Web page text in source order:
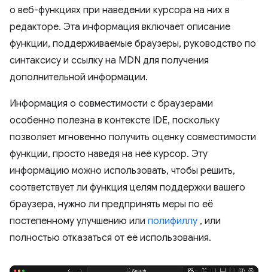
о веб-функциях при наведении курсора на них в
редакторе. Эта информация включает описание
функции, поддерживаемые браузеры, руководство по
синтаксису и ссылку на MDN для получения
дополнительной информации.
Информация о совместимости с браузерами
особенно полезна в контексте IDE, поскольку
позволяет мгновенно получить оценку совместимости
функции, просто наведя на неё курсор. Эту
информацию можно использовать, чтобы решить,
соответствует ли функция целям поддержки вашего
браузера, нужно ли предпринять меры по её
постепенному улучшению или полифиллу , или
полностью отказаться от её использования.